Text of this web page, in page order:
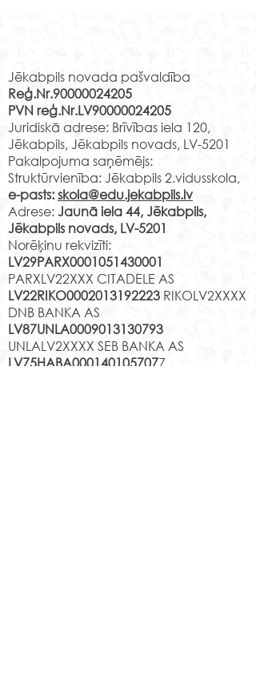
Iekļaujošā izglītība.
Vācijas pieredze.
Jēkabpils novada pašvaldība
Reģ.Nr.90000024205
PVN reģ.Nr.LV90000024205
Juridiskā adrese: Brīvības iela 120,
Jēkabpils, Jēkabpils novads, LV-5201
Pakalpojuma saņēmējs:
Struktūrvienība: Jēkabpils 2.vidusskola,
e-pasts:skola@edu.jekabpils.lv
Adrese:Jaunā iela 44, Jēkabpils,
Jēkabpils novads, LV-5201
Norēķinu rekvizīti:
LV29PARX0001051430001
PARXLV22XXX CITADELE AS
LV22RIKO0002013192223 RIKOLV2XXXX
DNB BANKA AS
LV87UNLA0009013130793
UNLALV2XXXX SEB BANKA AS
LV75HABA0001401057077